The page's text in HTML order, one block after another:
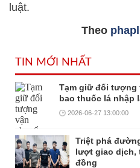
luật.
Theo
TIN MỚI NHẤT
Tạm giữ đối tượng
bao thuốc lá nhập
2026-06-27 13:00:00
Triệt phá
lượt giao dịch,
đồng